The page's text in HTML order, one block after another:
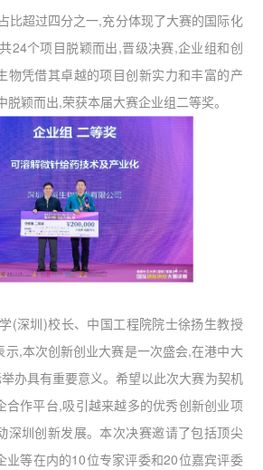
比超过四分之一,充分体现了大赛的国际化
24个项目脱颖而出,晋级决赛,企业组和创
物凭借其卓越的项目创新实力和丰富的产
颖而出,荣获本届大赛企业组二等奖。
(深圳)校长、中国工程院院士徐扬生教授
示,本次创新创业大赛是一次盛会,在港中大
办具有重要意义。希望以此次大赛为契机
合作平台,吸引越来越多的优秀创新创业项
深圳创新发展。本次决赛邀请了包括顶尖
业等在内的10位专家评委和20位嘉宾评委